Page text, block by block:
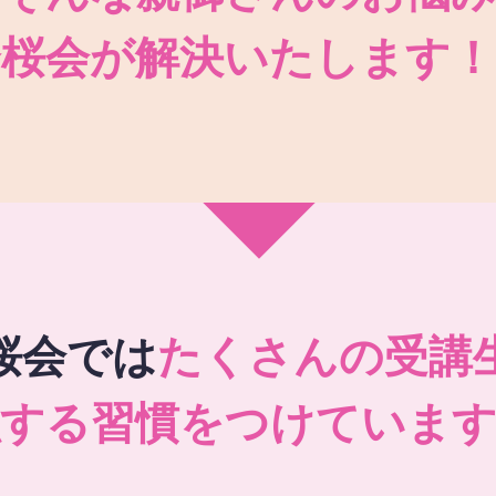
会が解決いたします！
会ではたくさんの受講
る習慣をつけています